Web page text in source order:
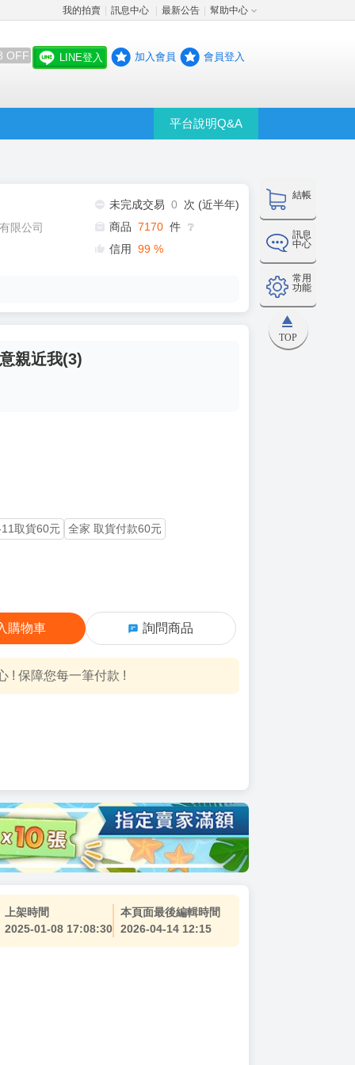
我的拍賣 訊息中心 最新公告 幫助中心
OFF LINE登入 加入會員 會員登入
平台說明Q&A
結帳
訊息
中心
常用
功能
TOP
限公司
未完成交易 0
次 (近半年)
商品 7170 件 ❔
信用 99 %
親近我(3)
取貨60元
全家 取貨付款60元
購物車 詢問商品
! 保障您每一筆付款 !